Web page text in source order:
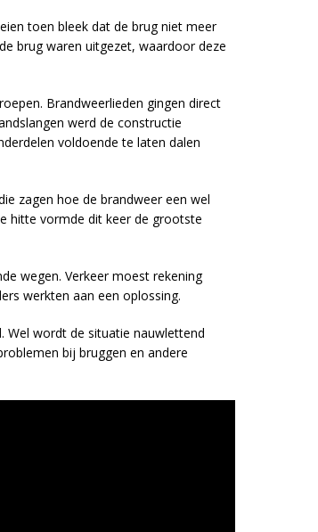
toen bleek dat de brug niet meer
brug waren uitgezet, waardoor deze
Brandweerlieden gingen direct
werd de constructie
voldoende te laten dalen
zagen hoe de brandweer een wel
hitte vormde dit keer de grootste
wegen. Verkeer moest rekening
werkten aan een oplossing.
Wel wordt de situatie nauwlettend
bij bruggen en andere